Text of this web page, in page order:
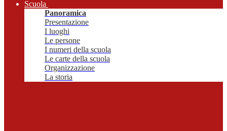
Scuola
Panoramica
Presentazione
I luoghi
Le persone
I numeri della scuola
Le carte della scuola
Organizzazione
La storia